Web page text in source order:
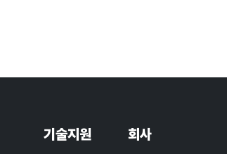
기술지원 회사